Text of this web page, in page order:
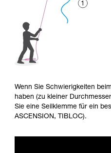
Wenn Sie Schwierigkeiten
haben (zu kleiner
Sie eine Seilklemme für ein
ASCENSION, TIBLOC).